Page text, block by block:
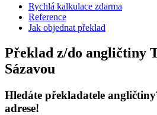
Rychlá kalkulace zdarma
Reference
Jak objednat překlad
Překlad z/do angličtiny
Sázavou
Hledáte překladatele
adrese!